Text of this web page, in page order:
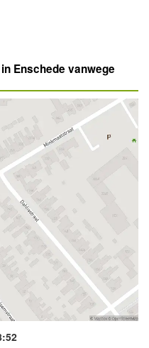
Enschede vanwege